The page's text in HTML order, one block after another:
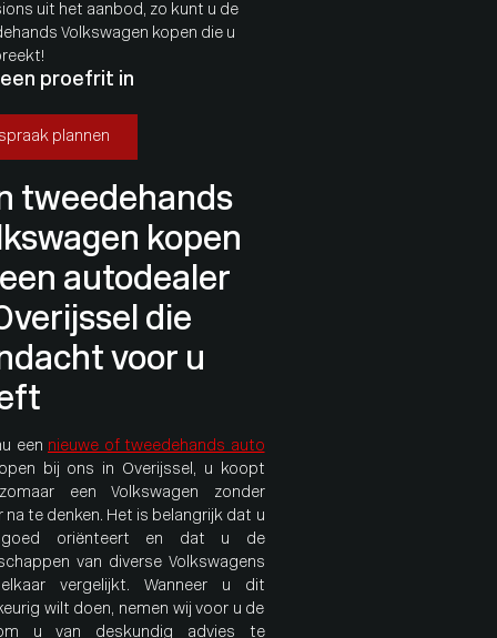
uit het aanbod, zo kunt u de
Volkswagen kopen die u
een proefrit in
plannen
tweedehands
kopen
autodealer
die
voor u
een nieuwe of tweedehands auto
bij ons in Overijssel, u koopt
een Volkswagen zonder
na te denken. Het is belangrijk dat u
oriënteert en dat u de
van diverse Volkswagens
vergelijkt. Wanneer u dit
wilt doen, nemen wij voor u de
u van deskundig advies te